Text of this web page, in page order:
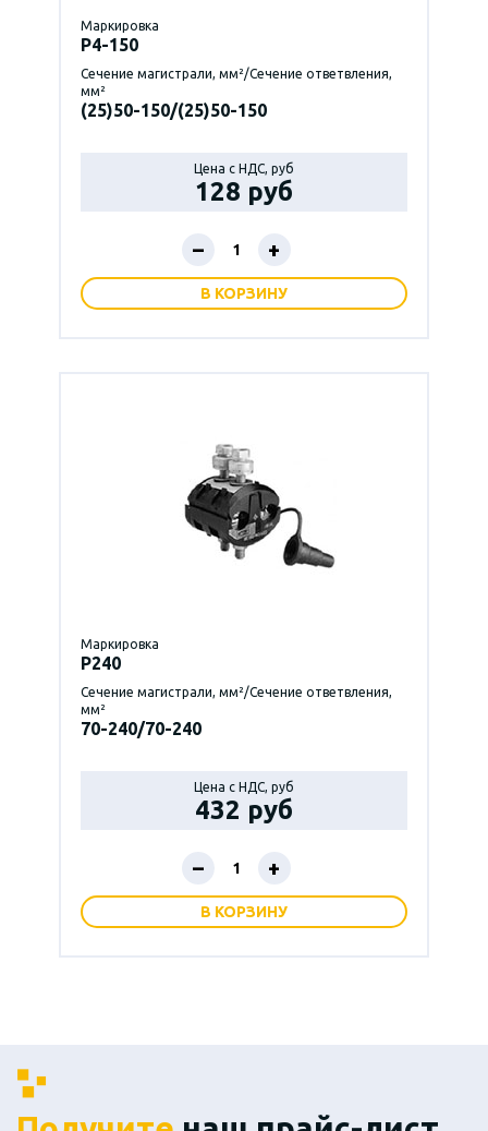
Маркировка
P4-150
Сечение магистрали, мм²/Сечение ответвления,
мм²
(25)50-150/(25)50-150
Цена с НДС, руб
128 руб
– +
В КОРЗИНУ
Маркировка
P240
Сечение магистрали, мм²/Сечение ответвления,
мм²
70-240/70-240
Цена с НДС, руб
432 руб
– +
В КОРЗИНУ